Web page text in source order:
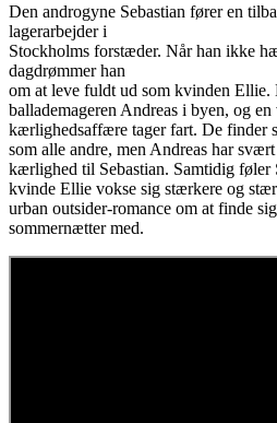
Den androgyne Sebastian fører en
lagerarbejder i
Stockholms forstæder. Når han ikke
dagdrømmer han
om at leve fuldt ud som kvinden Ellie.
ballademageren Andreas i byen, og
kærlighedsaffære tager fart. De finder
som alle andre, men Andreas har
kærlighed til Sebastian. Samtidig føler
kvinde Ellie vokse sig stærkere og
urban outsider-romance om at finde
sommernætter med.